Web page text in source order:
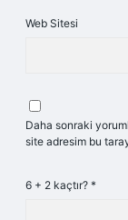
Web Sitesi
Daha sonraki
site adresim bu
6 + 2 kaçtır? *